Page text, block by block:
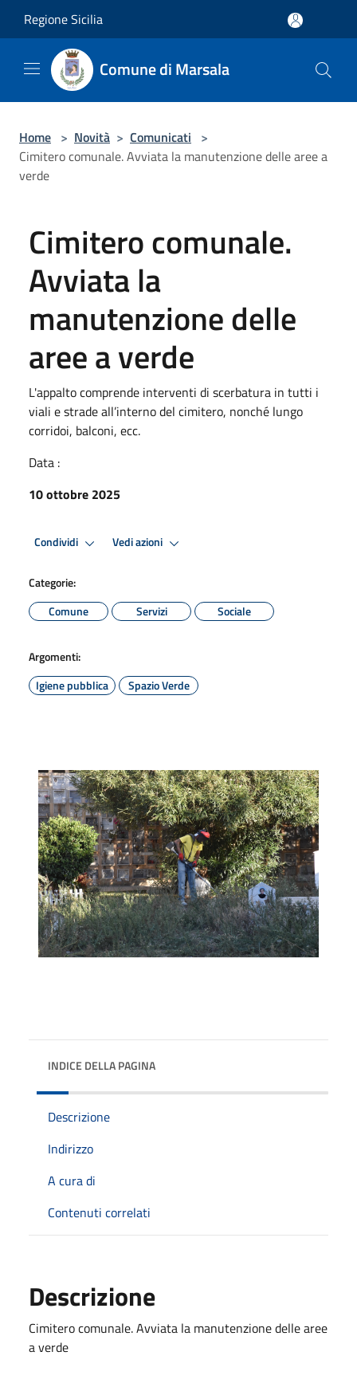
Regione Sicilia
Comune di Marsala
Home > Novità > Comunicati >
Cimitero comunale. Avviata la manutenzione delle aree a
verde
Cimitero comunale.
Avviata la
manutenzione delle
aree a verde
L'appalto comprende interventi di scerbatura in tutti i
viali e strade all’interno del cimitero, nonché lungo
corridoi, balconi, ecc.
Data :
10 ottobre 2025
Condividi Vedi azioni
Categorie:
Comune
Servizi Sociale
Argomenti:
Igiene pubblica
Spazio Verde
INDICE DELLA PAGINA
Descrizione
Indirizzo
A cura di
Contenuti correlati
Descrizione
Cimitero comunale. Avviata la manutenzione delle aree
a verde